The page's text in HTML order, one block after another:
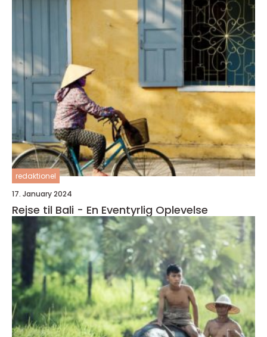
redaktionel
17. January 2024
Rejse til Bali - En Eventyrlig Oplevelse